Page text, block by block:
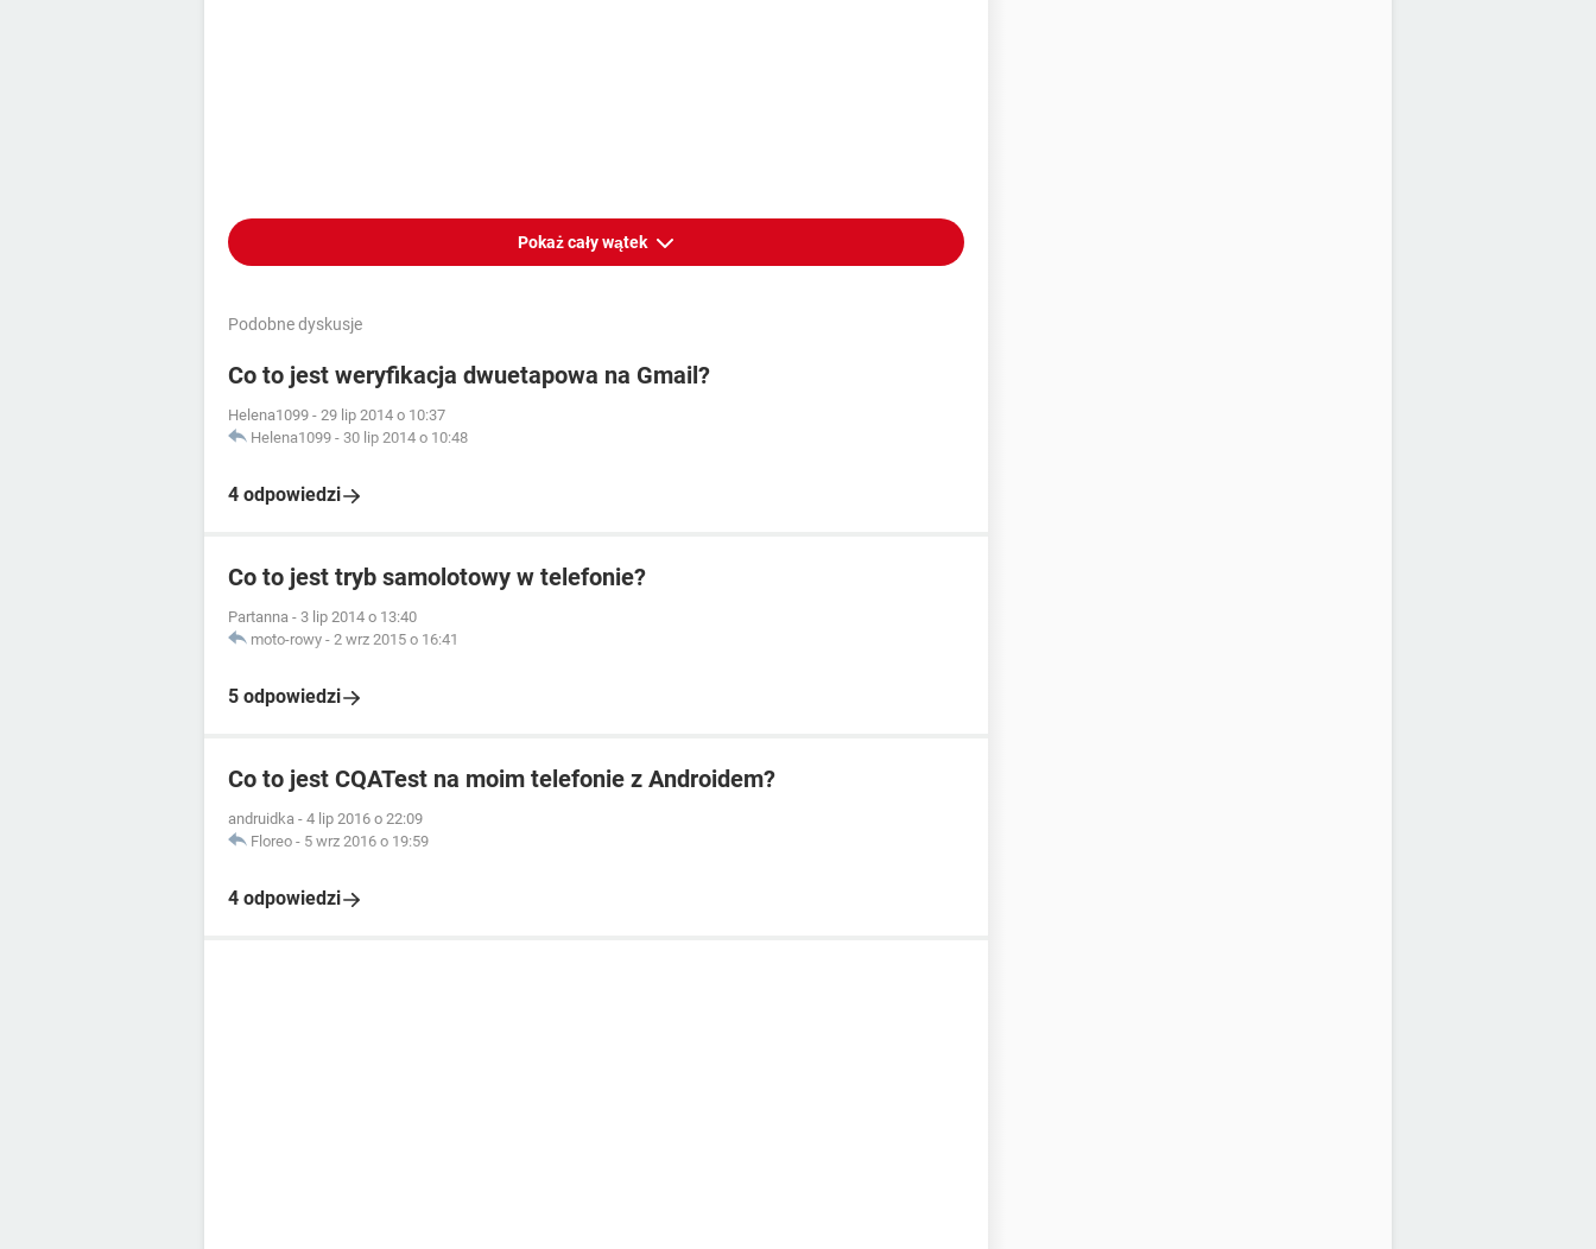
Pokaż cały wątek
Podobne dyskusje
Co to jest weryfikacja dwuetapowa na Gmail?
Helena1099 - 29 lip 2014 o 10:37
Helena1099 - 30 lip 2014 o 10:48
4 odpowiedzi
Co to jest tryb samolotowy w telefonie?
Partanna - 3 lip 2014 o 13:40
moto-rowy - 2 wrz 2015 o 16:41
5 odpowiedzi
Co to jest CQATest na moim telefonie z Androidem?
andruidka - 4 lip 2016 o 22:09
Floreo - 5 wrz 2016 o 19:59
4 odpowiedzi